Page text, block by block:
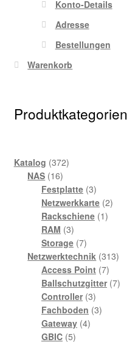
Konto-Details
Adresse
Bestellungen
Warenkorb
Produktkategorien
Katalog 372372
NAS 1616
Produkte
Festplatte 33
Produkte
Netzwerkkarte 22
Rackschiene 11
RAM 33
Produkte
Storage 77
Produkte
Netzwerktechnik 313313
Access Point 77
Produkte
Ballschutzgitter 77
Controller 33
Produkte
Fachboden 33
Gateway 44
GBIC 55